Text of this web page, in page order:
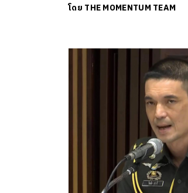
โดย THE MOMENTUM TEAM